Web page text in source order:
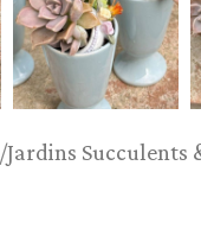
/Jardins Succulents